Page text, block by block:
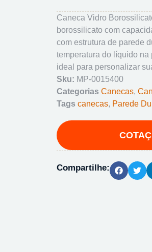
Caneca Vidro
borossilicato com
com estrutura de parede
temperatura do líquido na
ideal para personalizar
Sku: MP-0015400
Categorias Canecas,
Tags canecas, Parede
Compartilhe: